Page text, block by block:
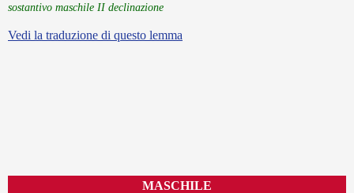
sostantivo maschile II declinazione
Vedi la traduzione di questo lemma
MASCHILE